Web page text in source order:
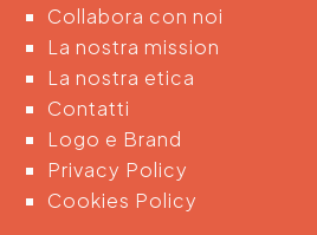
Collabora con noi
La nostra mission
La nostra etica
Contatti
Logo e Brand
Privacy Policy
Cookies Policy